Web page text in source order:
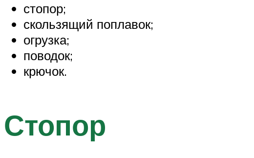
стопор;
скользящий поплавок;
огрузка;
поводок;
крючок.
Стопор